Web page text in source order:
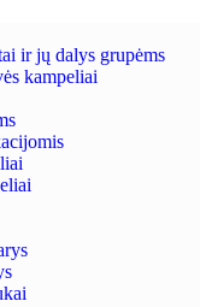
ir jų dalys grupėms
kampeliai